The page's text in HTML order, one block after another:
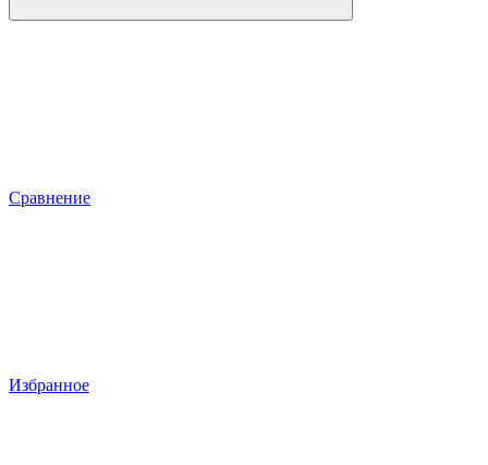
Сравнение
Избранное